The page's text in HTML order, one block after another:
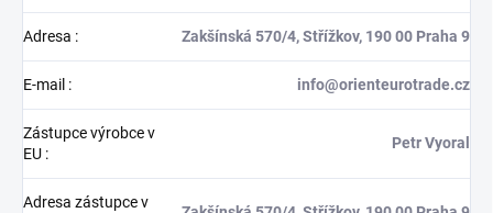
Adresa : Zakšínská 570/4, Střížkov, 190 00 Praha 9
E-mail : info@orienteurotrade.cz
Zástupce výrobce v
EU :
Petr Vyoral
Adresa zástupce v